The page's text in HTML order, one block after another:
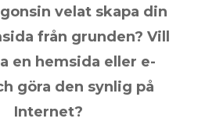
velat skapa din
från grunden? Vill
en hemsida eller e-
göra den synlig på
Internet?